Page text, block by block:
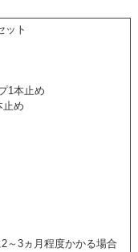
ット
1本止め
止め
～3ヵ月程度かかる場合